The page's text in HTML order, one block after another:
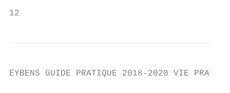
12
EYBENS GUIDE PRATIQUE 2018-2020 VIE